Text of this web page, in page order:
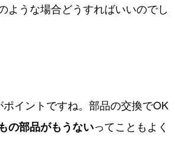
ような場合どうすればいいのでし
イントですね。部品の交換でOK
の部品がもうないってこともよく